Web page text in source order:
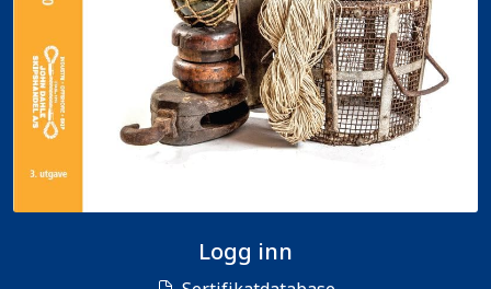
Logg inn